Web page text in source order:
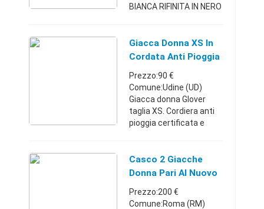
BIANCA RIFINITA IN NERO
misura 42/44 lunghezza
3/4 ottime condizioni
Giacca Donna XS In
Cordata Anti Pioggia
Prezzo:90 €
Comune:Udine (UD)
Giacca donna Glover
taglia XS. Cordiera anti
pioggia certificata e
Friuli-Venezia
Giulia338831062690 €
Casco 2 Giacche
Donna Pari Al Nuovo
Prezzo:200 €
Comune:Roma (RM)